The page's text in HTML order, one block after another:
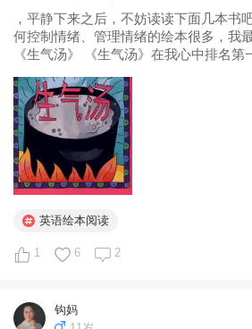
，平静下来之后，不妨读读下面几本书
何控制情绪、管理情绪的绘本很多，我
《生气汤》 《生气汤》在我心中排名第一。 这是一本另类的关
怎么样才能不发脾气。 它甚至一句关于
这样旁若无人...
英语绘本阅读
1 6 2
钩妈